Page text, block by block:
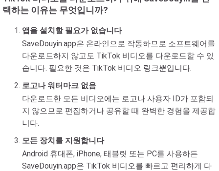
택하는 이유는 무엇입니까?
앱을 설치할 필요가 없습니다
SaveDouyin.app은 온라인으로 작동하므로 소프트웨어를
다운로드하지 않고도 TikTok 비디오를 다운로드할 수 있
습니다. 필요한 것은 TikTok 비디오 링크뿐입니다.
로고나 워터마크 없음
다운로드한 모든 비디오에는 로고나 사용자 ID가 포함되
지 않으므로 편집하거나 공유할 때 완벽한 경험을 제공합
니다.
모든 장치를 지원합니다
Android 휴대폰, iPhone, 태블릿 또는 PC를 사용하든
SaveDouyin.app은 TikTok 비디오를 빠르고 편리하게 다